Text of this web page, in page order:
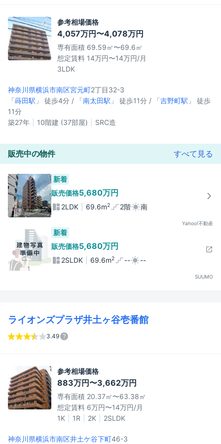
参考相場価格
4,057万円〜4,078万円
専有面積 69.59㎡〜69.6㎡
想定賃料 14万円〜14万円/月
3LDK
神奈川県横浜市南区宮元町2丁目32-3
「蒔田駅 」 徒歩4分 / 「南太田駅 」 徒歩11分 / 「吉野町駅 」 徒歩
11分
築27年
10階建 (37部屋) SRC造
販売中の物件 すべて見る
新着
販売価格5,680万円
2LDK 69.6m2 2階 南
Yahoo!不動産
新着
販売価格5,680万円
2SLDK 69.6m2 -- --
SUUMO
ライオンズプラザ井土ヶ谷壱番館
3.49
参考相場価格
883万円〜3,662万円
専有面積 20.37㎡〜63.38㎡
想定賃料 6万円〜14万円/月
1K
1R 2K 2SLDK
神奈川県横浜市南区井土ケ谷下町46-3